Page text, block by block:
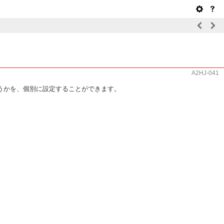
A2HJ-041
を、個別に設定することができます。